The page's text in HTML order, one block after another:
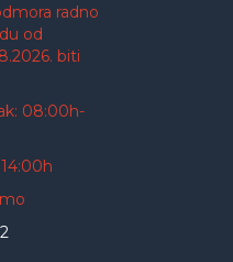
radno
od
biti
08:00h-